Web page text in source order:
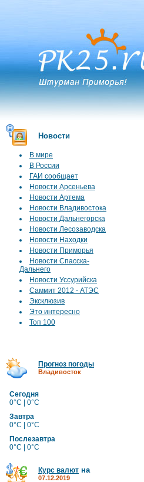
Новости
В мире
В России
ГАИ сообщает
Новости Арсеньева
Новости Артема
Новости Владивостока
Новости Дальнегорска
Новости Лесозаводска
Новости Находки
Новости Приморья
Новости Спасска-
Дальнего
Новости Уссурийска
Саммит 2012 - АТЭС
Эксклюзив
Это интересно
Топ 100
Прогноз погоды
Владивосток
Сегодня
0°C | 0°C
Завтра
0°C | 0°C
Послезавтра
0°C | 0°C
Курс валют на
07.12.2019